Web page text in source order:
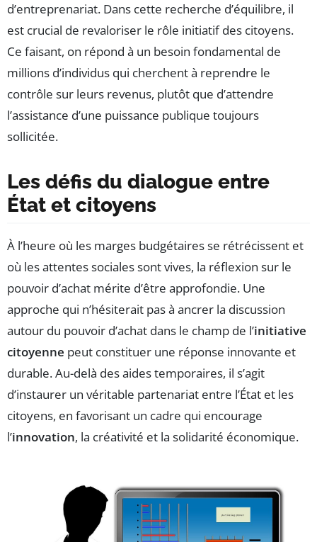
d’entreprenariat. Dans cette recherche d’équilibre, il
est crucial de revaloriser le rôle initiatif des citoyens.
Ce faisant, on répond à un besoin fondamental de
millions d’individus qui cherchent à reprendre le
contrôle sur leurs revenus, plutôt que d’attendre
l’assistance d’une puissance publique toujours
sollicitée.
Les défis du dialogue entre
État et citoyens
À l’heure où les marges budgétaires se rétrécissent et
où les attentes sociales sont vives, la réflexion sur le
pouvoir d’achat mérite d’être approfondie. Une
approche qui n’hésiterait pas à ancrer la discussion
autour du pouvoir d’achat dans le champ de l’initiative
citoyenne peut constituer une réponse innovante et
durable. Au-delà des aides temporaires, il s’agit
d’instaurer un véritable partenariat entre l’État et les
citoyens, en favorisant un cadre qui encourage
l’innovation, la créativité et la solidarité économique.